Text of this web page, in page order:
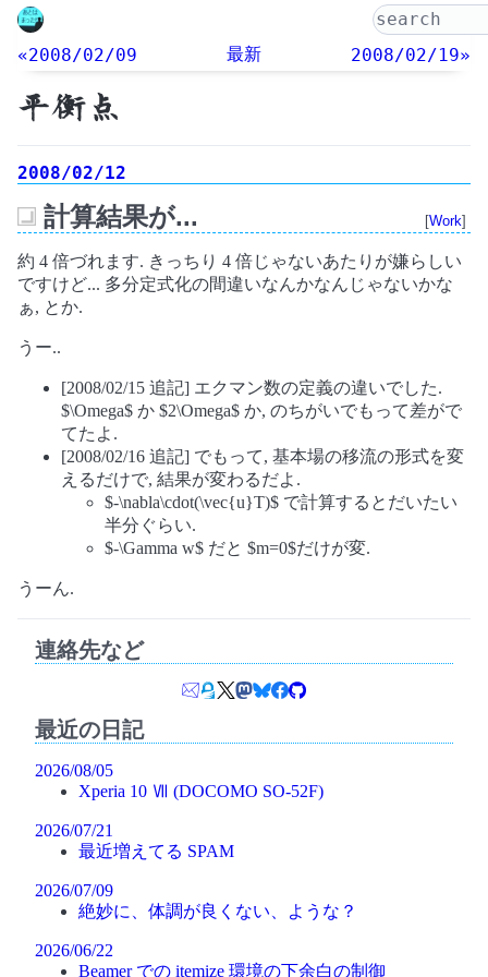
«2008/02/09 最新 2008/02/19»
平衡点
2008/02/12
計算結果が... [Work]
約 4 倍づれます. きっちり 4 倍じゃないあたりが嫌らしい
ですけど... 多分定式化の間違いなんかなんじゃないかな
ぁ, とか.
うー..
[2008/02/15 追記] エクマン数の定義の違いでした.
$\Omega$ か $2\Omega$ か, のちがいでもって差がで
てたよ.
[2008/02/16 追記] でもって, 基本場の移流の形式を変
えるだけで, 結果が変わるだよ.
$-\nabla\cdot(\vec{u}T)$ で計算するとだいたい
半分ぐらい.
$-\Gamma w$ だと $m=0$だけが変.
うーん.
連絡先など
最近の日記
2026/08/05
Xperia 10 Ⅶ (DOCOMO SO-52F)
2026/07/21
最近増えてる SPAM
2026/07/09
絶妙に、体調が良くない、ような？
2026/06/22
Beamer での itemize 環境の下余白の制御